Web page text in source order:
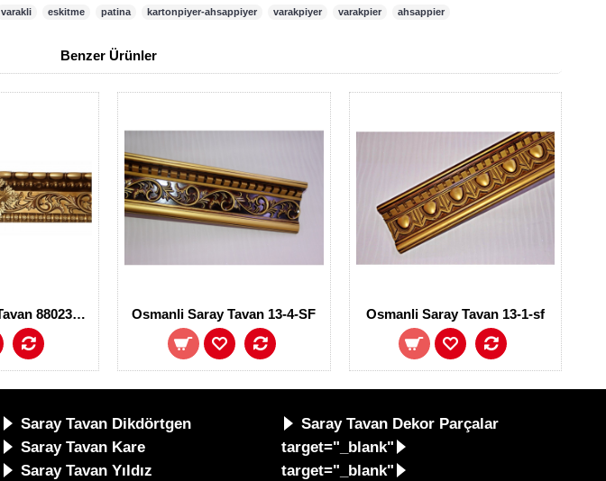
varakli eskitme patina kartonpiyer-ahsappiyer varakpiyer varakpier ahsappier
Benzer Ürünler
Osmanli Saray Tavan 88023-Sf Osmanli Saray Tavan 13-4-SF Osmanli Saray Tavan 13-1-sf
Saray Tavan Dikdörtgen
Saray Tavan Kare
Saray Tavan Yıldız
Saray Tavan Dekor Parçalar
target="_blank"
target="_blank"